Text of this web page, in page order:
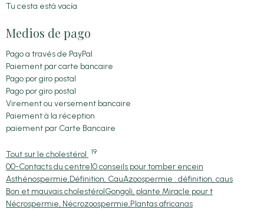
Tu cesta está vacía
Medios de pago
Pago a través de PayPal
Paiement par carte bancaire
Pago por giro postal
Pago por giro postal
Virement ou versement bancaire
Paiement à la réception
paiement par Carte Bancaire
Tout sur le cholestérol 19
00-Contacts du centre10 conseils pour tomber encein
Asthénospermie,Définition, CauAzoospermie : définition, caus
Bon et mauvais cholestérolGongoli, plante Miracle pour t
Nécrospermie, Nécrozoospermie,Plantas africanas